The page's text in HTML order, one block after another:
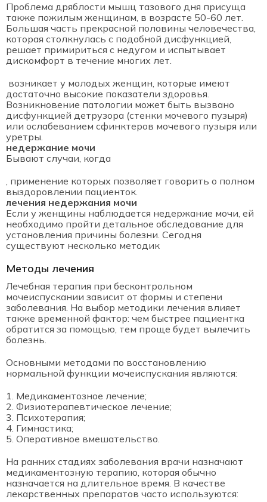
Проблема дряблости мышц тазового дня присуща
также пожилым женщинам, в возрасте 50-60 лет.
Большая часть прекрасной половины человечества,
которая столкнулась с подобной дисфункцией,
решает примириться с недугом и испытывает
дискомфорт в течение многих лет.
Бывают случаи, когда
недержание мочи
возникает у молодых женщин, которые имеют
достаточно высокие показатели здоровья.
Возникновение патологии может быть вызвано
дисфункцией детрузора (стенки мочевого пузыря)
или ослабеванием сфинктеров мочевого пузыря или
уретры.
Если у женщины наблюдается недержание мочи, ей
необходимо пройти детальное обследование для
установления причины болезни. Сегодня
существуют несколько методик
лечения недержания мочи
, применение которых позволяет говорить о полном
выздоровлении пациенток.
Методы лечения
Лечебная терапия при бесконтрольном
мочеиспускании зависит от формы и степени
заболевания. На выбор методики лечения влияет
также временной фактор: чем быстрее пациентка
обратится за помощью, тем проще будет вылечить
болезнь.
Основными методами по восстановлению
нормальной функции мочеиспускания являются:
Медикаментозное лечение;
Физиотерапевтическое лечение;
Психотерапия;
Гимнастика;
Оперативное вмешательство.
На ранних стадиях заболевания врачи назначают
медикаментозную терапию, которая обычно
назначается на длительное время. В качестве
лекарственных препаратов часто используются: